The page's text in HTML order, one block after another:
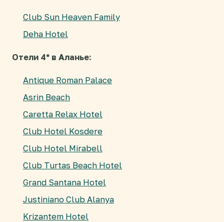
Club Sun Heaven Family
Deha Hotel
Отели 4* в Аланье:
Antique Roman Palace
Asrin Beach
Caretta Relax Hotel
Club Hotel Kosdere
Club Hotel Mirabell
Club Turtas Beach Hotel
Grand Santana Hotel
Justiniano Club Alanya
Krizantem Hotel